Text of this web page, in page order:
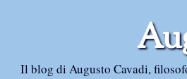
Il blog di Augusto Cavadi,